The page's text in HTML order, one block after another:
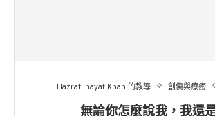
Hazrat Inayat Khan 的教導 創傷與療癒
無論你怎麼說我，我還